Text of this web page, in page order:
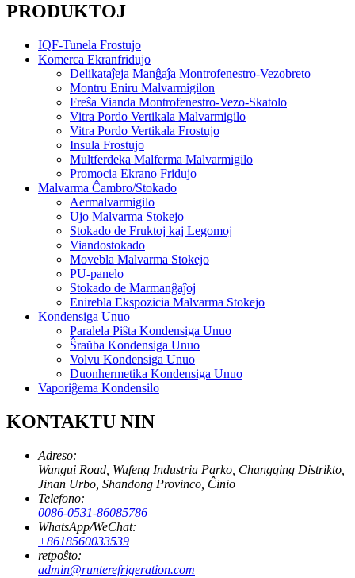
PRODUKTOJ
IQF-Tunela Frostujo
Komerca Ekranfridujo
Delikataĵeja Manĝaĵa Montrofenestro-Vezobreto
Montru Eniru Malvarmigilon
Freŝa Vianda Montrofenestro-Vezo-Skatolo
Vitra Pordo Vertikala Malvarmigilo
Vitra Pordo Vertikala Frostujo
Insula Frostujo
Multferdeka Malferma Malvarmigilo
Promocia Ekrano Fridujo
Malvarma Ĉambro/Stokado
Aermalvarmigilo
Ujo Malvarma Stokejo
Stokado de Fruktoj kaj Legomoj
Viandostokado
Movebla Malvarma Stokejo
PU-panelo
Stokado de Marmanĝaĵoj
Enirebla Ekspozicia Malvarma Stokejo
Kondensiga Unuo
Paralela Piŝta Kondensiga Unuo
Ŝraŭba Kondensiga Unuo
Volvu Kondensiga Unuo
Duonhermetika Kondensiga Unuo
Vaporiĝema Kondensilo
KONTAKTU NIN
Adreso:
Wangui Road, Wufeng Industria Parko, Changqing Distrikto,
Jinan Urbo, Shandong Provinco, Ĉinio
Telefono:
0086-0531-86085786
WhatsApp/WeChat:
+8618560033539
retpoŝto:
admin@runterefrigeration.com